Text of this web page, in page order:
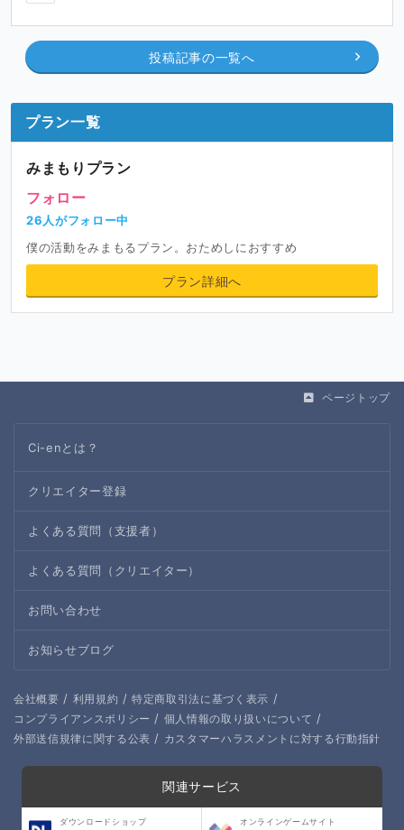
イラストのラフや、Photoshopデータの公開
支援者さんには普段は公開していないラフや、PSDファイ
ほかにも支援者さん限定ボイスも投稿する
支援してくださる皆さまへ
支援してもらったお金は活動の一部につかいます
イラストとお声で生活したい！やしろの夢を応援してくれ
よろしくね！
投稿記事の一覧へ
プラン一覧
みまもりプラン
フォロー
26人がフォロー中
僕の活動をみまもるプラン。おためしにおすすめ
プラン詳細へ
ページトップ
Ci-enとは？
クリエイター登録
よくある質問（支援者）
よくある質問（クリエイター）
お問い合わせ
お知らせブログ
会社概要 / 利用規約 / 特定商取引法に基づく表示 /
コンプライアンスポリシー / 個人情報の取り扱いについて /
外部送信規律に関する公表 / カスタマーハラスメントに対する行動指針
関連サービス
ダウンロードショップ オンラインゲームサイト